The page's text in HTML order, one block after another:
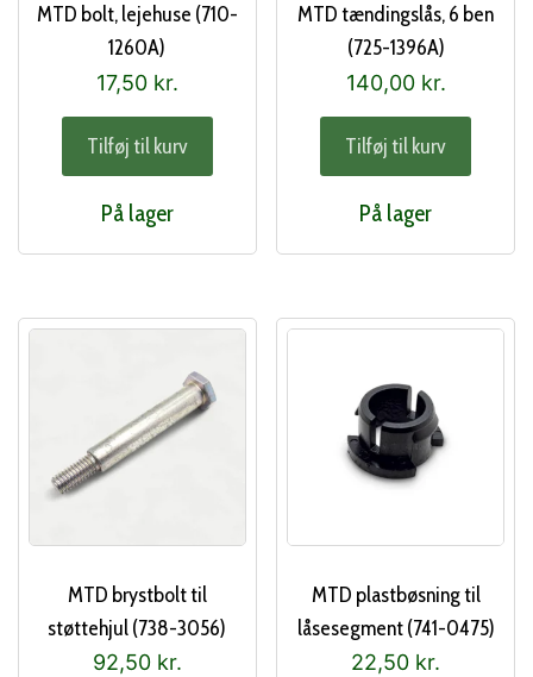
MTD bolt, lejehuse (710-
1260A)
17,50 kr.
Tilføj til kurv
På lager
MTD tændingslås, 6 ben
(725-1396A)
140,00 kr.
Tilføj til kurv
På lager
MTD brystbolt til
støttehjul (738-3056)
92,50 kr.
MTD plastbøsning til
låsesegment (741-0475)
22,50 kr.